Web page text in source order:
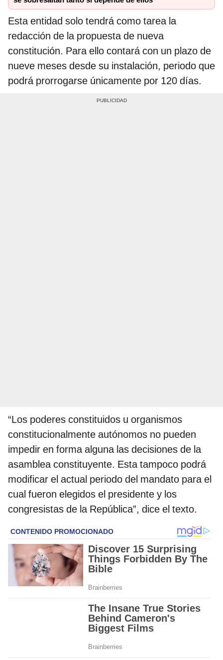
Esta entidad solo tendrá como tarea la
redacción de la propuesta de nueva
constitución. Para ello contará con un plazo de
nueve meses desde su instalación, periodo que
podrá prorrogarse únicamente por 120 días.
“Los poderes constituidos u organismos
constitucionalmente autónomos no pueden
impedir en forma alguna las decisiones de la
asamblea constituyente. Esta tampoco podrá
modificar el actual periodo del mandato para el
cual fueron elegidos el presidente y los
congresistas de la República”, dice el texto.